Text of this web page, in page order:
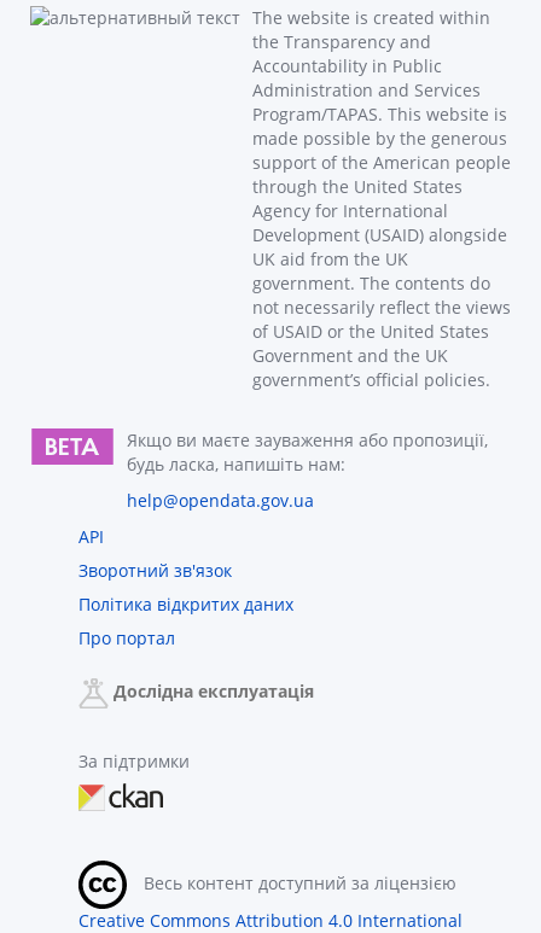
The website is created within
the Transparency and
Accountability in Public
Administration and Services
Program/TAPAS. This website is
made possible by the generous
support of the American people
through the United States
Agency for International
Development (USAID) alongside
UK aid from the UK
government. The contents do
not necessarily reflect the views
of USAID or the United States
Government and the UK
government’s official policies.
Якщо ви маєте зауваження або пропозиції,
будь ласка, напишіть нам:
help@opendata.gov.ua
API
Зворотний зв'язок
Політика відкритих даних
Про портал
Дослідна експлуатація
За підтримки
Весь контент доступний за ліцензією
Creative Commons Attribution 4.0 International